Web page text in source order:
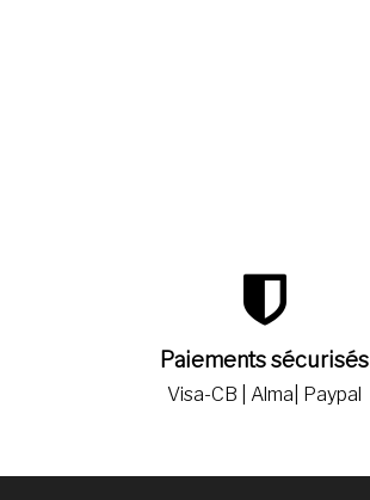
Paiements sécurisés
Visa-CB | Alma| Paypal